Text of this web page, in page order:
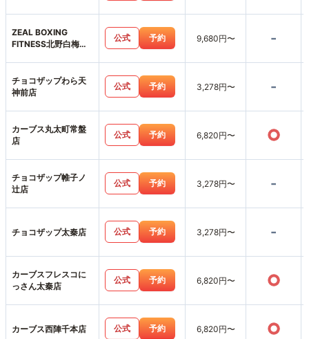
ZEAL BOXING
FITNESS北野白梅町
公式 予約 9,680円〜 -
チョコザップわら天
神前店
公式 予約 3,278円〜 -
カーブス丸太町常盤
店
公式 予約 6,820円〜 ○
チョコザップ帷子ノ
辻店
公式 予約 3,278円〜 -
チョコザップ太秦店 公式 予約 3,278円〜 -
カーブスフレスコに
っさん太秦店
公式 予約 6,820円〜 ○
カーブス西陣千本店 公式 予約 6,820円〜 ○